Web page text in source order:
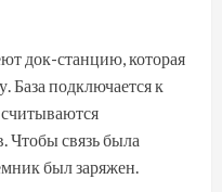
док-станцию, которая
База подключается к
Чтобы связь была
был заряжен.